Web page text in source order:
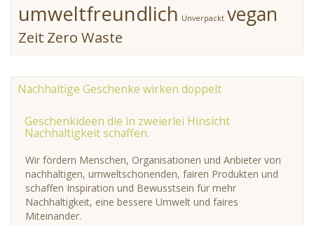
umweltfreundlich Unverpackt vegan
Zeit Zero Waste
Nachhaltige Geschenke wirken doppelt
Geschenkideen die in zweierlei Hinsicht
Nachhaltigkeit schaffen.
Wir fördern Menschen, Organisationen und Anbieter von
nachhaltigen, umweltschonenden, fairen Produkten und
schaffen Inspiration und Bewusstsein für mehr
Nachhaltigkeit, eine bessere Umwelt und faires
Miteinander.